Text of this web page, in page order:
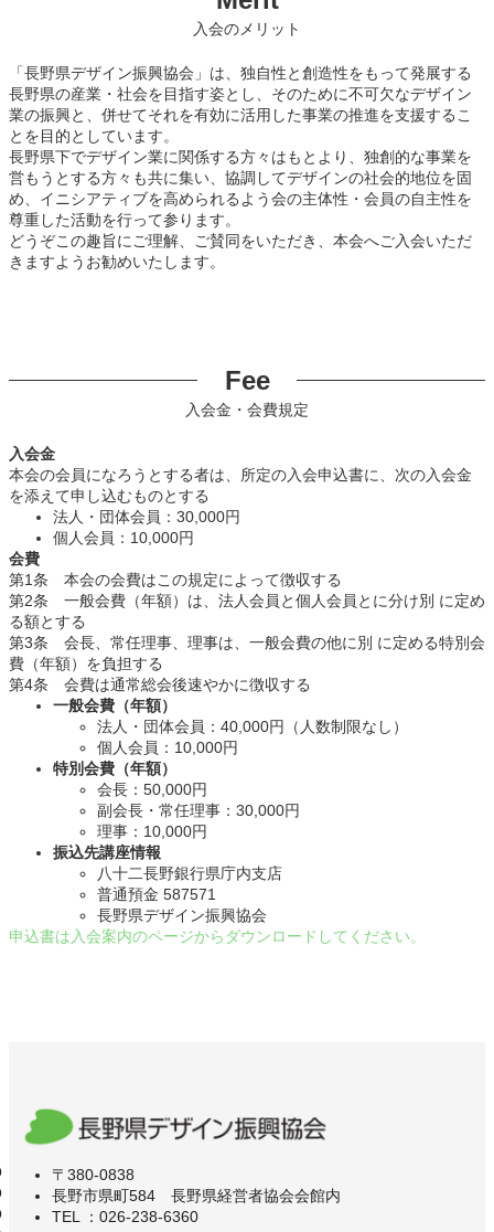
入会のメリット
「長野県デザイン振興協会」は、独自性と創造性をもって発展する
長野県の産業・社会を目指す姿とし、そのために不可欠なデザイン
業の振興と、併せてそれを有効に活用した事業の推進を支援するこ
とを目的としています。
長野県下でデザイン業に関係する方々はもとより、独創的な事業を
営もうとする方々も共に集い、協調してデザインの社会的地位を固
め、イニシアティブを高められるよう会の主体性・会員の自主性を
尊重した活動を行って参ります。
どうぞこの趣旨にご理解、ご賛同をいただき、本会へご入会いただ
きますようお勧めいたします。
Fee
入会金・会費規定
入会金
本会の会員になろうとする者は、所定の入会申込書に、次の入会金
を添えて申し込むものとする
法人・団体会員：30,000円
個人会員：10,000円
会費
第1条 本会の会費はこの規定によって徴収する
第2条 一般会費（年額）は、法人会員と個人会員とに分け別 に定め
る額とする
第3条 会長、常任理事、理事は、一般会費の他に別 に定める特別会
費（年額）を負担する
第4条 会費は通常総会後速やかに徴収する
一般会費（年額）
法人・団体会員：40,000円（人数制限なし）
個人会員：10,000円
特別会費（年額）
会長：50,000円
副会長・常任理事：30,000円
理事：10,000円
振込先講座情報
八十二長野銀行県庁内支店
普通預金 587571
長野県デザイン振興協会
申込書は入会案内のページからダウンロードしてください。
〒380-0838
長野市県町584 長野県経営者協会会館内
TEL ：026-238-6360